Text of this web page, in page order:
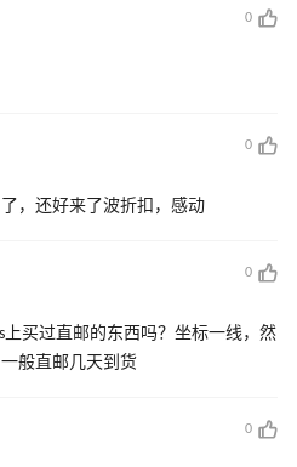
0
0
，还好来了波折扣，感动
0
上买过直邮的东西吗？坐标一线，然
般直邮几天到货
0